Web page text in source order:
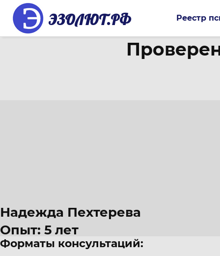
ЭЗОЛЮТ.РФ Реестр
Надежда Пехтерева
Опыт: 5 лет
40 лет
Форматы консультаций: